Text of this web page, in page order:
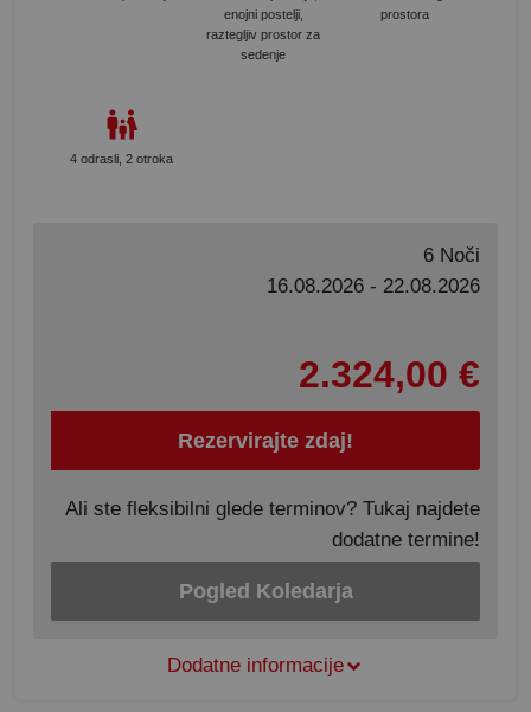
enojni postelji,
raztegljiv prostor za
sedenje
prostora
4 odrasli, 2 otroka
6 Noči
16.08.2026 - 22.08.2026
2.324,00 €
Rezervirajte zdaj!
Ali ste fleksibilni glede terminov? Tukaj najdete
dodatne termine!
Pogled Koledarja
Dodatne informacije